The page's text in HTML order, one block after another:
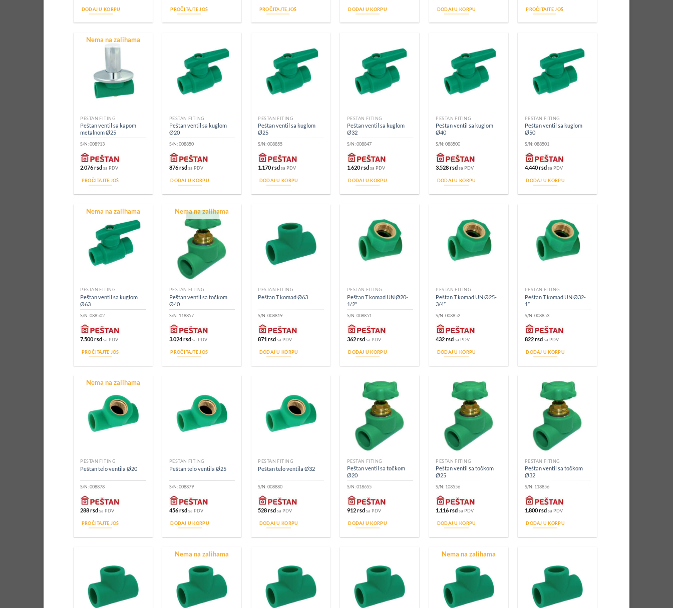
DODAJ U KORPU PROČITAJTE JOŠ PROČITAJTE JOŠ DODAJ U KORPU DODAJ U KORPU PROČITAJTE JOŠ
Nema na zalihama
PEŠTAN FITING
Peštan ventil sa kapom
metalnom Ø25
S/N:008913
2.076rsd sa PDV
PROČITAJTE JOŠ
PEŠTAN FITING
Peštan ventil sa kuglom
Ø20
S/N:008850
876rsdsa PDV
DODAJ U KORPU
PEŠTAN FITING
Peštan ventil sa kuglom
Ø25
S/N:008855
1.170rsd sa PDV
DODAJ U KORPU
PEŠTAN FITING
Peštan ventil sa kuglom
Ø32
S/N:008847
1.620rsdsa PDV
DODAJ U KORPU
PEŠTAN FITING
Peštan ventil sa kuglom
Ø40
S/N:088500
3.528rsd sa PDV
DODAJ U KORPU
PEŠTAN FITING
Peštan ventil sa kuglom
Ø50
S/N:088501
4.440rsdsa PDV
DODAJ U KORPU
Nema na zalihama
PEŠTAN FITING
Peštan ventil sa kuglom
Ø63
S/N:088502
7.500rsd sa PDV
PROČITAJTE JOŠ
Nema na zalihama
PEŠTAN FITING
Peštan ventil sa točkom
Ø40
S/N: 118857
3.024rsdsa PDV
PROČITAJTE JOŠ
PEŠTAN FITING
Peštan T komad Ø63
S/N:008819
871rsd sa PDV
DODAJ U KORPU
PEŠTAN FITING
Peštan T komad UN Ø20-
1/2″
S/N:008851
362rsdsa PDV
DODAJ U KORPU
PEŠTAN FITING
Peštan T komad UN Ø25-
3/4″
S/N:008852
432rsd sa PDV
DODAJ U KORPU
PEŠTAN FITING
Peštan T komad UN Ø32-
1″
S/N:008853
822rsdsa PDV
DODAJ U KORPU
Nema na zalihama
PEŠTAN FITING
Peštan telo ventila Ø20
S/N:008878
288rsd sa PDV
PROČITAJTE JOŠ
PEŠTAN FITING
Peštan telo ventila Ø25
S/N:008879
456rsd sa PDV
DODAJ U KORPU
PEŠTAN FITING
Peštan telo ventila Ø32
S/N:008880
528rsd sa PDV
DODAJ U KORPU
PEŠTAN FITING
Peštan ventil sa točkom
Ø20
S/N:018655
912rsd sa PDV
DODAJ U KORPU
PEŠTAN FITING
Peštan ventil sa točkom
Ø25
S/N: 108556
1.116rsd sa PDV
DODAJ U KORPU
PEŠTAN FITING
Peštan ventil sa točkom
Ø32
S/N: 118856
1.800rsd sa PDV
DODAJ U KORPU
Nema na zalihama Nema na zalihama